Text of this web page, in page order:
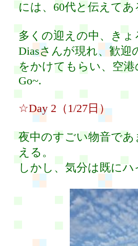
には、60代と伝えてあ
多くの迎えの中、き
Diasさんが現れ、歓
をかけてもらい、空
Go~.
☆Day 2（1/27日）
夜中のすごい物音で
える。
しかし、気分は既に